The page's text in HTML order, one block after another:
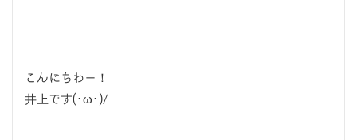
こんにちわー！
井上です(･ω･)/